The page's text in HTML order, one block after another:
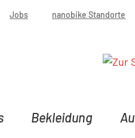
Jobs nanobike Standorte
Bekleidung